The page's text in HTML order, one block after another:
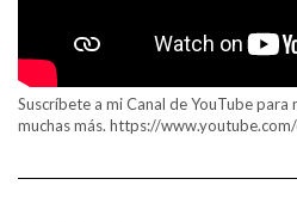
Suscríbete a mi Canal de YouTube
muchas más. https://